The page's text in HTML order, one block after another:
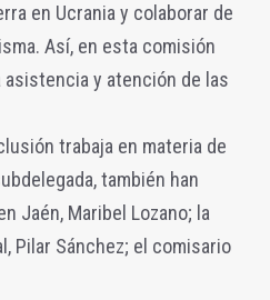
en Ucrania y colaborar de
Así, en esta comisión
y atención de las
trabaja en materia de
también han
Jaén, Maribel Lozano; la
Pilar Sánchez; el comisario